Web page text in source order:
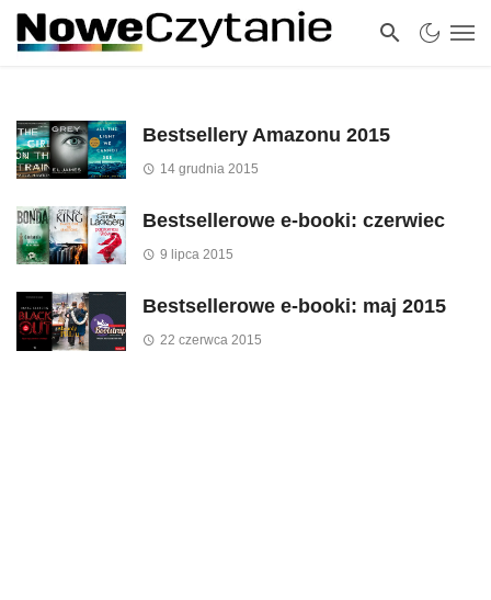
Bestsellery Amazonu 2015
14 grudnia 2015
Bestsellerowe e-booki: czerwiec
9 lipca 2015
Bestsellerowe e-booki: maj 2015
22 czerwca 2015